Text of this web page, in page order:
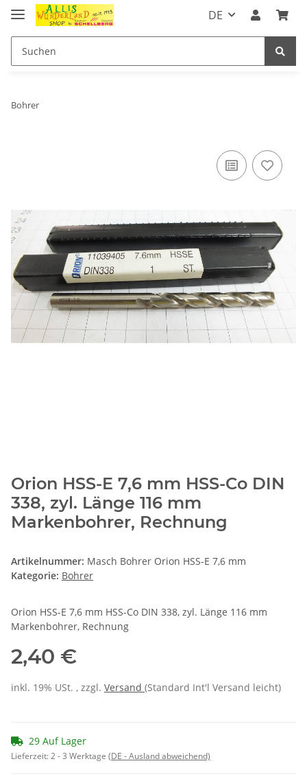
DE
Bohrer
Orion HSS-E 7,6 mm HSS-Co DIN
338, zyl. Länge 116 mm
Markenbohrer, Rechnung
Artikelnummer: Masch Bohrer Orion HSS-E 7,6 mm
Kategorie: Bohrer
Orion HSS-E 7,6 mm HSS-Co DIN 338, zyl. Länge 116 mm
Markenbohrer, Rechnung
2,40 €
inkl. 19% USt. , zzgl. Versand (Standard Int'l Versand leicht)
29 Auf Lager
Lieferzeit:2 - 3 Werktage (DE - Ausland abweichend)